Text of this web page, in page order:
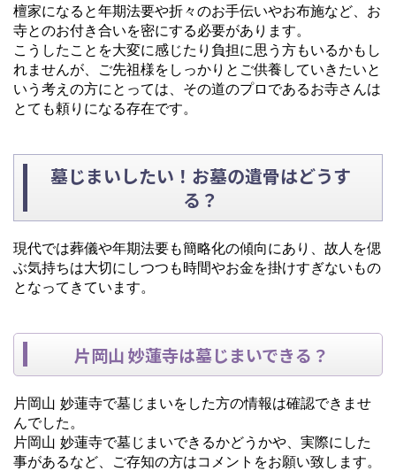
檀家になると年期法要や折々のお手伝いやお布施など、お
寺とのお付き合いを密にする必要があります。
こうしたことを大変に感じたり負担に思う方もいるかもし
れませんが、ご先祖様をしっかりとご供養していきたいと
いう考えの方にとっては、その道のプロであるお寺さんは
とても頼りになる存在です。
墓じまいしたい！お墓の遺骨はどうす
る？
現代では葬儀や年期法要も簡略化の傾向にあり、故人を偲
ぶ気持ちは大切にしつつも時間やお金を掛けすぎないもの
となってきています。
片岡山 妙蓮寺は墓じまいできる？
片岡山 妙蓮寺で墓じまいをした方の情報は確認できませ
んでした。
片岡山 妙蓮寺で墓じまいできるかどうかや、実際にした
事があるなど、ご存知の方はコメントをお願い致します。